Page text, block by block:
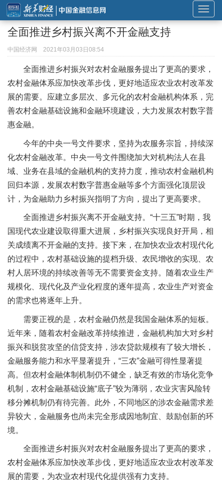
展
开
导
航
全面推进乡村振兴离不开金融支持
中国经济网 2021年03月03日08:54
全面推进乡村振兴对农村金融服务提出了更高的要求，
农村金融体系应加快改革步伐，更好地适应农业农村改革发
展的需要。应建立多层次、多元化的农村金融机构体系，完
善农村金融基础设施和金融环境建设，大力发展农村数字普
惠金融。
今年的中央一号文件要求，坚持为农服务宗旨，持续深
化农村金融改革。中央一号文件围绕加大对机构法人在县
域、业务在县域的金融机构的支持力度，推动农村金融机构
回归本源，发展农村数字普惠金融等多个方面强化顶层设
计，为金融助力乡村振兴指明了方向，提出了更高要求。
全面推进乡村振兴离不开金融支持。“十三五”时期，我
国现代农业建设取得重大进展，乡村振兴实现良好开局，相
关成绩离不开金融的支持。接下来，在加快农业农村现代化
的过程中，农村基础设施的提档升级、农民增收的实现、农
村人居环境的持续改善等无不需要资金支持。随着农业生产
规模化、现代化及产业化程度的逐年提高，农业生产对资金
的需求也将逐年上升。
需要正视的是，农村金融仍然是我国金融体系的短板。
近年来，随着农村金融改革持续推进，金融机构加大对乡村
振兴和脱贫攻坚的信贷支持，涉农贷款规模有了较大增长，
金融服务能力和水平显著提升，“三农”金融可得性显著提
高。但农村金融体制机制仍不健全，缺乏有效的市场化竞争
机制，农村金融基础设施“底子”较为薄弱，农业灾害风险转
移分摊机制仍有待完善。此外，不同地区的涉农金融需求差
异较大，金融服务也尚未完全形成因地制宜、鼓励创新的环
境。
全面推进乡村振兴对农村金融服务提出了更高的要求，
农村金融体系应加快改革步伐，更好地适应农业农村改革发
展的需要，为农业农村现代化提供强有力支持。